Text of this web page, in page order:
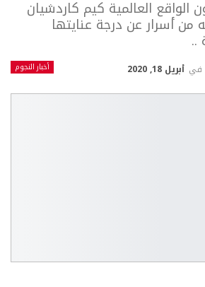
العالمية كيم كاردشيان
من أسرار عن درجة عنايتها
..
أخبار النجوم في أبريل 18, 2020